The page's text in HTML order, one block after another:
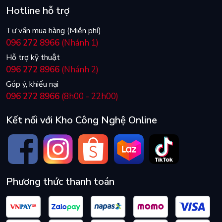
của người dùng chuyên nghiệp như nhà quay phim, vlogger
hoặc game thủ. Bạn có thể lưu trữ hàng giờ video 4K chất
lượng cao mà không lo gián đoạn hoặc mất khung hình. Đây
chính là giải pháp tối ưu để tận hưởng chất lượng hình ảnh sắc
nét và chân thực.
Hiệu năng ứng dụng A2 vượt trội
Được chứng nhận chuẩn
A2, thẻ nhớ
Lexar BLUE PLUS
Hotline hỗ trợ
Tư vấn mua hàng (Miễn phí)
096 272 8966 (Nhánh 1)
Hỗ trợ kỹ thuật
096 272 8966 (Nhánh 2)
Góp ý, khiếu nại
096 272 8966 (8h00 - 22h00)
Kết nối với Kho Công Nghệ Online
Phương thức thanh toán